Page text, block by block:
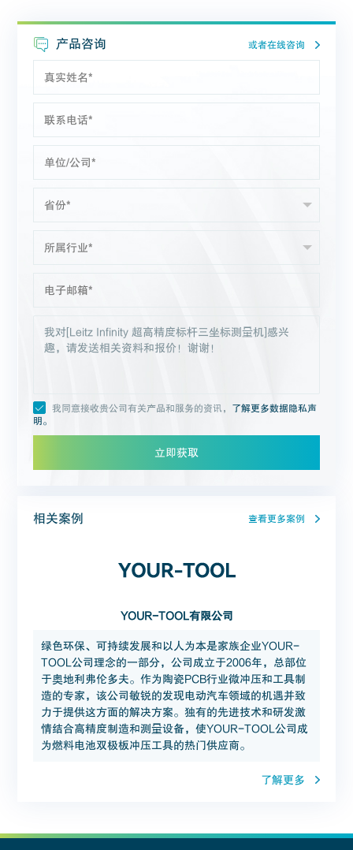
产品咨询 或者在线咨询
我同意接收贵公司有关产品和服务的资讯， 了解更多数据隐私声
明。
立即获取
相关案例 查看更多案例
YOUR-TOOL有限公司
绿色环保、可持续发展和以人为本是家族企业YOUR-
TOOL公司理念的一部分，公司成立于2006年，总部位
于奥地利弗伦多夫。作为陶瓷PCB行业微冲压和工具制
造的专家，该公司敏锐的发现电动汽车领域的机遇并致
力于提供这方面的解决方案。独有的先进技术和研发激
情结合高精度制造和测量设备，使YOUR-TOOL公司成
为燃料电池双极板冲压工具的热门供应商。
了解更多